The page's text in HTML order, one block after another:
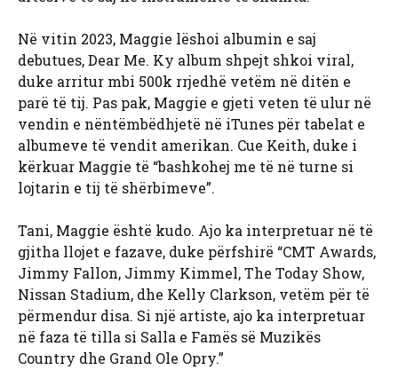
Në vitin 2023, Maggie lëshoi ​​albumin e saj
debutues, Dear Me. Ky album shpejt shkoi viral,
duke arritur mbi 500k rrjedhë vetëm në ditën e
parë të tij. Pas pak, Maggie e gjeti veten të ulur në
vendin e nëntëmbëdhjetë në iTunes për tabelat e
albumeve të vendit amerikan. Cue Keith, duke i
kërkuar Maggie të “bashkohej me të në turne si
lojtarin e tij të shërbimeve”.
Tani, Maggie është kudo. Ajo ka interpretuar në të
gjitha llojet e fazave, duke përfshirë “CMT Awards,
Jimmy Fallon, Jimmy Kimmel, The Today Show,
Nissan Stadium, dhe Kelly Clarkson, vetëm për të
përmendur disa. Si një artiste, ajo ka interpretuar
në faza të tilla si Salla e Famës së Muzikës
Country dhe Grand Ole Opry.”